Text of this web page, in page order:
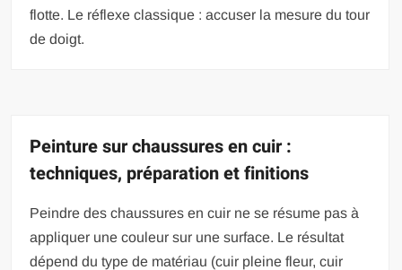
flotte. Le réflexe classique : accuser la mesure du tour
de doigt.
Peinture sur chaussures en cuir :
techniques, préparation et finitions
Peindre des chaussures en cuir ne se résume pas à
appliquer une couleur sur une surface. Le résultat
dépend du type de matériau (cuir pleine fleur, cuir